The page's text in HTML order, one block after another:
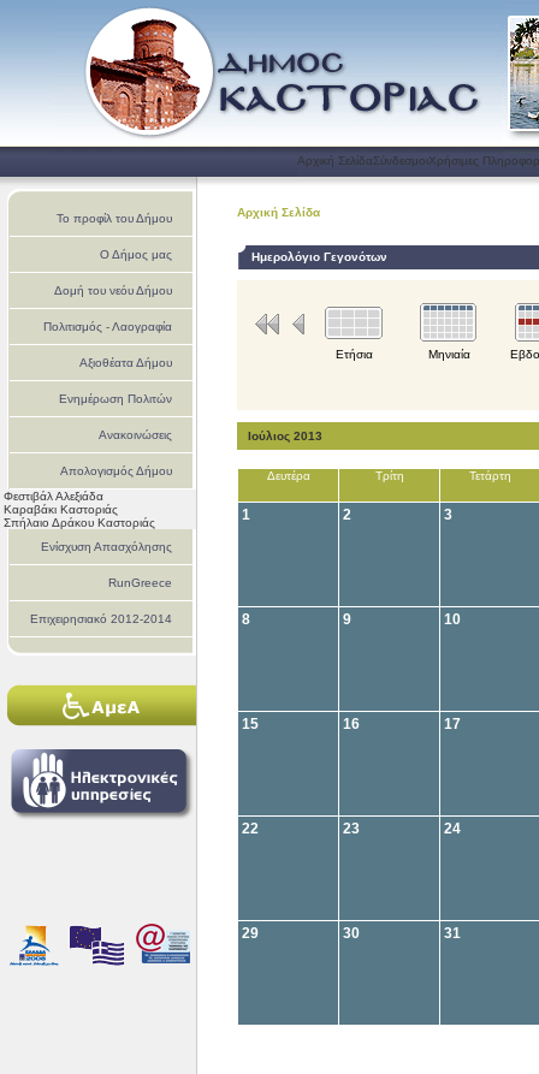
Αρχική ΣελίδαΣύνδεσμοιΧρήσιμες
Το προφίλ του Δήμου
Ο Δήμος μας
Δομή του νεόυ Δήμου
Πολιτισμός - Λαογραφία
Αξιοθέατα Δήμου
Ενημέρωση Πολιτών
Ανακοινώσεις
Απολογισμός Δήμου
Καστοριάς
Φεστιβάλ Αλεξιάδα
Καραβάκι Καστοριάς
Σπήλαιο Δράκου Καστοριάς
Ενίσχυση Απασχόλησης
RunGreece
Επιχειρησιακό 2012-2014
Αρχική Σελίδα
Ημερολόγιο Γεγονότων
Ετήσια Μηνιαία
Ιούλιος 2013
Δευτέρα Τρίτη Τετάρτη
1 2 3
8 9 10
15 16 17
22 23 24
29 30 31